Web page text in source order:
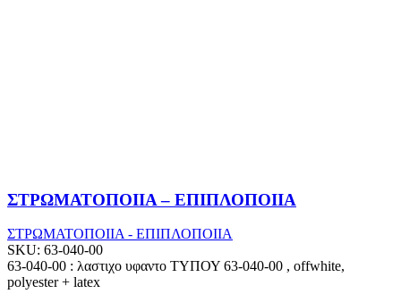
ΣΤΡΩΜΑΤΟΠΟΙΙΑ – ΕΠΙΠΛΟΠΟΙΙΑ
ΣΤΡΩΜΑΤΟΠΟΙΙΑ - ΕΠΙΠΛΟΠΟΙΙΑ
SKU: 63-040-00
63-040-00 : λαστιχο υφαντο ΤΥΠΟΥ 63-040-00 , offwhite,
polyester + latex